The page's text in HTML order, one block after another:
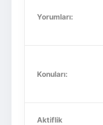
Yorumları:
Konuları:
Aktiflik